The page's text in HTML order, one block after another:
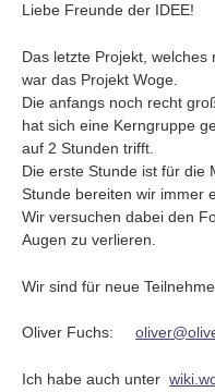
Liebe Freunde der IDEE!
Das letzte Projekt, welches
war das Projekt Woge.
Die anfangs noch recht
hat sich eine Kerngruppe
auf 2 Stunden trifft.
Die erste Stunde ist für die
Stunde bereiten wir immer
Wir versuchen dabei den
Augen zu verlieren.
Wir sind für neue
Oliver Fuchs:
Ich habe auch unter